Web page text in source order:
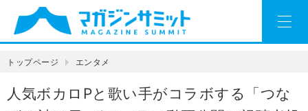
トップページ エンタメ
人気ボカロPと歌い手がコラボする「つな